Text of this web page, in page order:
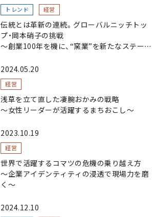
トレンド 経営
伝統とは革新の連続。グローバルニッチトッ
プ・岡本硝子の挑戦
～創業100年を機に、“窯業”を新たなステージ
略～
2024.05.20
経営
浅草を立て直した凄腕おかみの戦略
〜女性リーダーが活躍するまちおこし〜
2023.10.19
経営
世界で活躍するコマツの危機の乗り越え方
〜企業アイデンティティの浸透で現場力を磨
く〜
2024.12.10